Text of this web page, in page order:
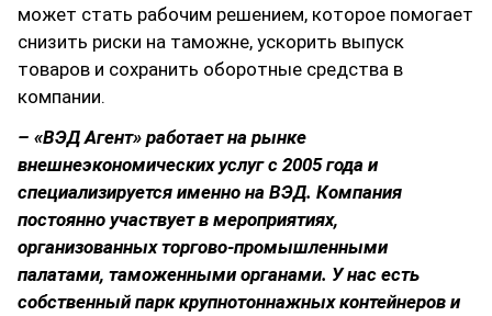
может стать рабочим решением, которое помогает
снизить риски на таможне, ускорить выпуск
товаров и сохранить оборотные средства в
компании.
– «ВЭД Агент» работает на рынке
внешнеэкономических услуг с 2005 года и
специализируется именно на ВЭД. Компания
постоянно участвует в мероприятиях,
организованных торгово-промышленными
палатами, таможенными органами. У нас есть
собственный парк крупнотоннажных контейнеров и